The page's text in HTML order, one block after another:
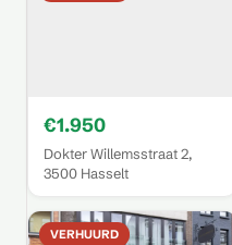
€1.950
Dokter Willemsstraat 2,
3500 Hasselt
VERHUURD